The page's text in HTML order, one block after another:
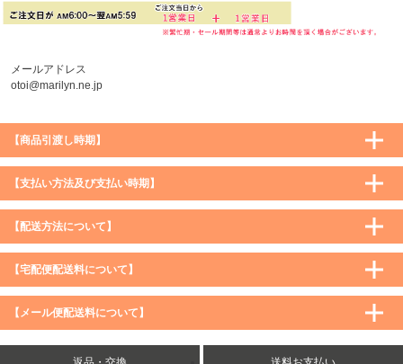
メールアドレス
otoi@marilyn.ne.jp
【商品引渡し時期】
【支払い方法及び支払い時期】
【配送方法について】
【宅配便配送料について】
購入価格 ／ 地域 通常 沖縄・離島など一部地域
5,900円（税込）未満
590円（税込）
【メール便配送料について】